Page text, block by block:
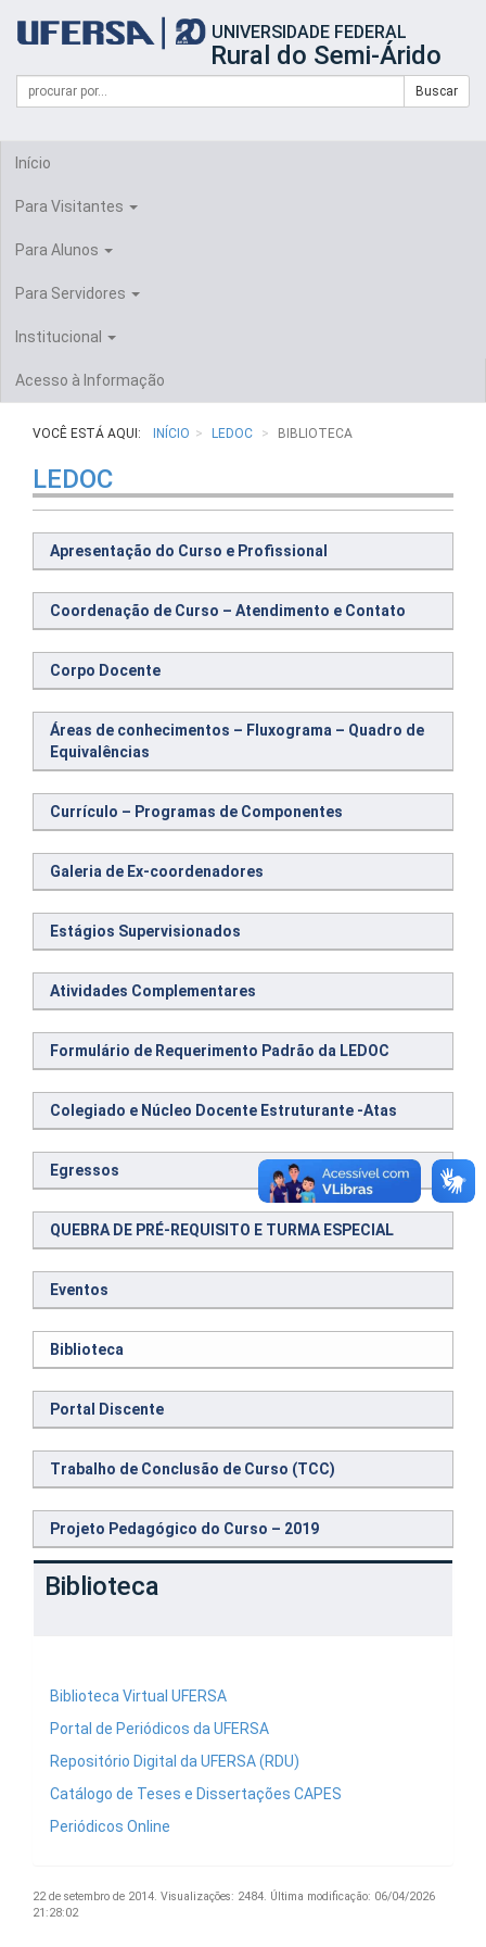
portal
UFERSA
UNIVERSIDADE FEDERAL
Rural do Semi-Árido
Formulário
Busca
Campo
de
Buscar
Início
Para Visitantes
Para Alunos
Para Servidores
Institucional
Acesso à Informação
VOCÊ ESTÁ AQUI: INÍCIO LEDOC BIBLIOTECA
LEDOC
Apresentação do Curso e Profissional
Coordenação de Curso – Atendimento e Contato
Corpo Docente
Áreas de conhecimentos – Fluxograma – Quadro de
Equivalências
Currículo – Programas de Componentes
Galeria de Ex-coordenadores
Estágios Supervisionados
Atividades Complementares
Formulário de Requerimento Padrão da LEDOC
Colegiado e Núcleo Docente Estruturante -Atas
Egressos
QUEBRA DE PRÉ-REQUISITO E TURMA ESPECIAL
Eventos
Biblioteca
Portal Discente
Trabalho de Conclusão de Curso (TCC)
Projeto Pedagógico do Curso – 2019
Biblioteca
Biblioteca Virtual UFERSA
Portal de Periódicos da UFERSA
Repositório Digital da UFERSA (RDU)
Catálogo de Teses e Dissertações CAPES
Periódicos Online
22 de setembro de 2014. Visualizações: 2484. Última modificação: 06/04/2026
21:28:02